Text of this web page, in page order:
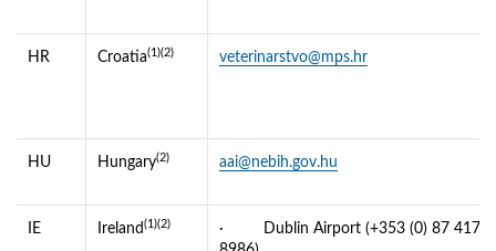
HR Croatia(1)(2) veterinarstvo@mps.hr
HU Hungary(2) aai@nebih.gov.hu
IE Ireland (1)(2)
· Dublin Airport (+353 (0) 87 417